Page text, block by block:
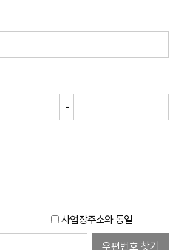
-
사업장주소와 동일
우편번호 찾기